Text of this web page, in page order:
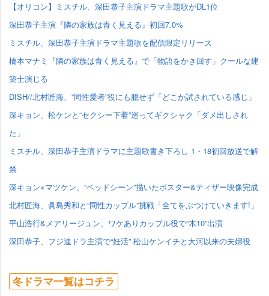
【オリコン】ミスチル、深田恭子主演ドラマ主題歌がDL1位
深田恭子主演『隣の家族は青く見える』初回7.0%
ミスチル、深田恭子主演ドラマ主題歌を配信限定リリース
橋本マナミ『隣の家族は青く見える』で「物語をかき回す」クールな建
築士演じる
DISH//北村匠海、“同性愛者”役にも臆せず「どこか試されている感じ」
深キョン、松ケンと“セクシー下着”巡ってギクシャク「ダメ出しされ
た」
ミスチル、深田恭子主演ドラマに主題歌書き下ろし 1・18初回放送で解
禁
深キョン×マツケン、“ベッドシーン”描いたポスター&ティザー映像完成
北村匠海、眞島秀和と“同性カップル”挑戦「全てをぶつけていきます!」
平山浩行&メアリージュン、ワケありカップル役で“木10”出演
深田恭子、フジ連ドラ主演で“妊活” 松山ケンイチと大河以来の夫婦役
冬ドラマ一覧はコチラ